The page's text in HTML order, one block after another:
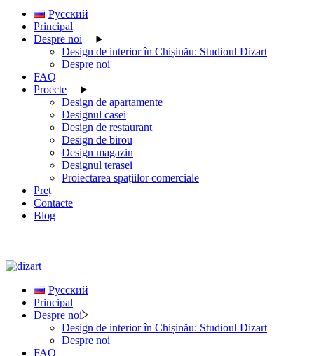
Русский
Principal
Despre noi
Design de interior în Chișinău: Studioul Dizart
Despre noi
FAQ
Proecte
Design de apartamente
Designul casei
Design de restaurant
Design de birou
Design magazin
Designul terasei
Proiectarea spațiilor comerciale
Preț
Contacte
Blog
Русский
Principal
Despre noi
Design de interior în Chișinău: Studioul Dizart
Despre noi
FAQ